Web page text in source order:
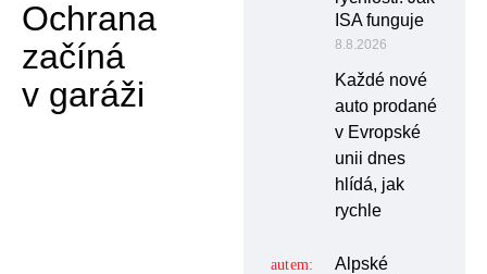
Ochrana
začíná
v garáži
ISA funguje
8.8.2026
Každé nové
auto prodané
v Evropské
unii dnes
hlídá, jak
rychle
Alpské